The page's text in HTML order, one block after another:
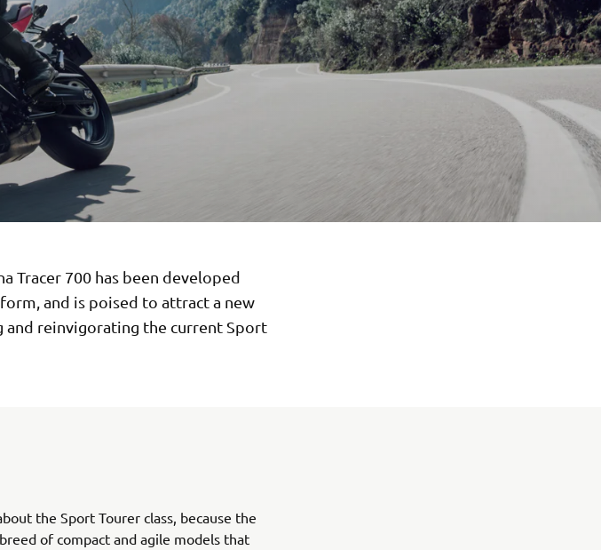
Tracer 700 has been developed
and is poised to attract a new
reinvigorating the current Sport
the Sport Tourer class, because the
of compact and agile models that